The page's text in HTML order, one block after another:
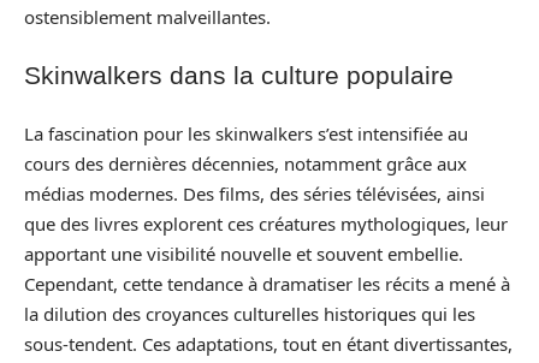
ostensiblement malveillantes.
Skinwalkers dans la culture populaire
La fascination pour les skinwalkers s’est intensifiée au
cours des dernières décennies, notamment grâce aux
médias modernes. Des films, des séries télévisées, ainsi
que des livres explorent ces créatures mythologiques, leur
apportant une visibilité nouvelle et souvent embellie.
Cependant, cette tendance à dramatiser les récits a mené à
la dilution des croyances culturelles historiques qui les
sous-tendent. Ces adaptations, tout en étant divertissantes,